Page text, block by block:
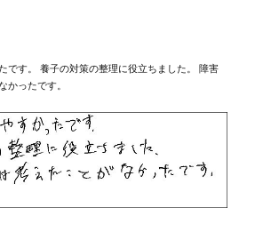
です。 養子の対策の整理に役立ちました。 障害
かったです。